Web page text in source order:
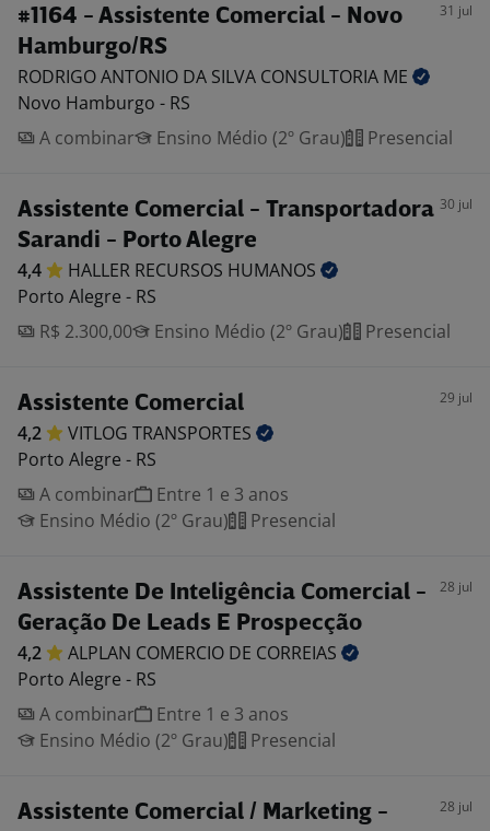
#1164 - Assistente Comercial - Novo
Hamburgo/RS
31 jul
RODRIGO ANTONIO DA SILVA CONSULTORIA ME
Novo Hamburgo - RS
A combinar
Ensino Médio (2º Grau) Presencial
Assistente Comercial - Transportadora
Sarandi - Porto Alegre
30 jul
4,4 HALLER RECURSOS HUMANOS
Porto Alegre - RS
R$ 2.300,00
Ensino Médio (2º Grau) Presencial
Assistente Comercial 29 jul
4,2 VITLOG TRANSPORTES
Porto Alegre - RS
A combinar
Entre 1 e 3 anos
Ensino Médio (2º Grau)
Presencial
Assistente De Inteligência Comercial -
Geração De Leads E Prospecção
28 jul
4,2 ALPLAN COMERCIO DE CORREIAS
Porto Alegre - RS
A combinar
Entre 1 e 3 anos
Ensino Médio (2º Grau)
Presencial
Assistente Comercial / Marketing -
28 jul